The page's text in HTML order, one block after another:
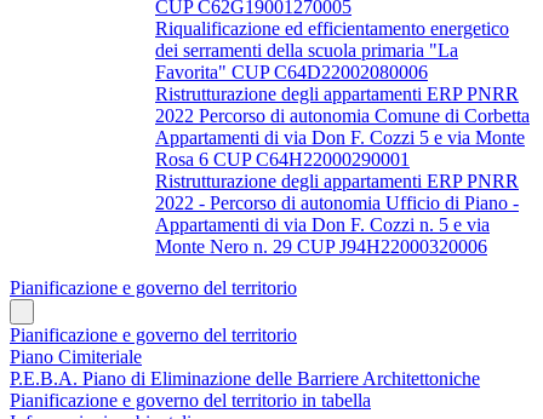
CUP C62G19001270005
Riqualificazione ed efficientamento energetico
dei serramenti della scuola primaria "La
Favorita" CUP C64D22002080006
Ristrutturazione degli appartamenti ERP PNRR
2022 Percorso di autonomia Comune di Corbetta
Appartamenti di via Don F. Cozzi 5 e via Monte
Rosa 6 CUP C64H22000290001
Ristrutturazione degli appartamenti ERP PNRR
2022 - Percorso di autonomia Ufficio di Piano -
Appartamenti di via Don F. Cozzi n. 5 e via
Monte Nero n. 29 CUP J94H22000320006
Pianificazione e governo del territorio
Pianificazione e governo del territorio
Piano Cimiteriale
P.E.B.A. Piano di Eliminazione delle Barriere Architettoniche
Pianificazione e governo del territorio in tabella